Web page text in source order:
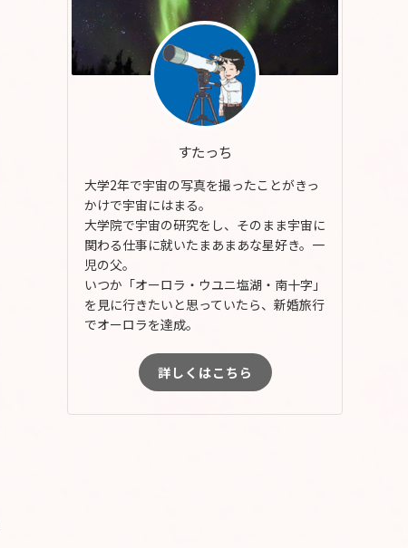
すたっち
大学2年で宇宙の写真を撮ったことがきっ
かけで宇宙にはまる。
大学院で宇宙の研究をし、そのまま宇宙に
関わる仕事に就いたまあまあな星好き。一
児の父。
いつか「オーロラ・ウユニ塩湖・南十字」
を見に行きたいと思っていたら、新婚旅行
でオーロラを達成。
詳しくはこちら